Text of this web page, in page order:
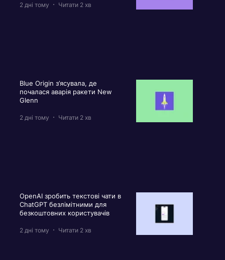
2 дні тому Читати 2 хв
Blue Origin з’ясувала, де
почалася аварія ракети New
Glenn
2 дні тому Читати 2 хв
OpenAI зробить текстові чати в
ChatGPT безлімітними для
безкоштовних користувачів
2 дні тому Читати 2 хв